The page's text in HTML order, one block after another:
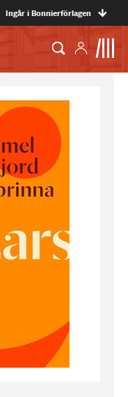
Ingår i Bonnierförlagen